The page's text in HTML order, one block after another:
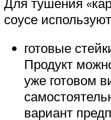
соусе
готовые
Продукт
уже готовом
вариант